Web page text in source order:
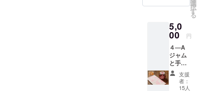
そのも
成次
第、
「レト
ルト引
換券番
号」に
則して
順次お
手元に
す。 お
のご住
所、
メール
アドレ
スを必
ず明記
くださ
い。プ
ト終了
「レト
ルト引
と商品
をお送
りしま
す。ま
た、レ
第、送
料込み
しま
す。 お
名前、
送り先
のご住
所、
枚お送
りしま
す。プ
ロジェ
クト終
了２ヶ
月後、
レトル
トは出
（加藤
著）１
冊 内
容：こ
の本に
は、著
者のモ
スクワ
３ヶ月
間の留
選
択
す
る
5,0
00 円
４―A
ジャム
と手ぬ
ぐい
（ピン
ク） レ
支援
者：
15人